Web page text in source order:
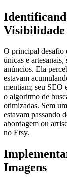
Visibilidade
O principal desafio
únicas e
anúncios. Ela
estavam
mentiam; seu SEO
o algoritmo de
otimizadas. Sem
estavam passando
abordagem ou
no Etsy.
Imagens